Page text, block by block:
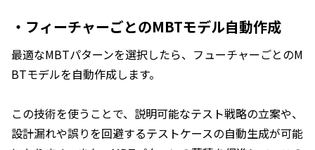
・フィーチャーごとのMBTモデル自動作成
最適なMBTパターンを選択したら、フューチャーごとのM
BTモデルを自動作成します。
この技術を使うことで、説明可能なテスト戦略の立案や、
設計漏れや誤りを回避するテストケースの自動生成が可能